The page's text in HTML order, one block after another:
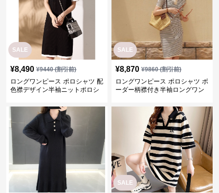
SALE
¥8,490 ¥9440(割引前)
ロングワンピース ポロシャツ 配
色襟デザイン半袖ニットポロシ
SALE
¥8,870 ¥9860(割引前)
ロングワンピース ポロシャツ ボ
ーダー柄襟付き半袖ロングワン
SALE